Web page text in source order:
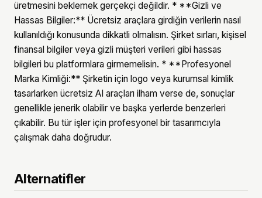
üretmesini beklemek gerçekçi değildir. * **Gizli ve
Hassas Bilgiler:** Ücretsiz araçlara girdiğin verilerin nasıl
kullanıldığı konusunda dikkatli olmalısın. Şirket sırları, kişisel
finansal bilgiler veya gizli müşteri verileri gibi hassas
bilgileri bu platformlara girmemelisin. * **Profesyonel
Marka Kimliği:** Şirketin için logo veya kurumsal kimlik
tasarlarken ücretsiz AI araçları ilham verse de, sonuçlar
genellikle jenerik olabilir ve başka yerlerde benzerleri
çıkabilir. Bu tür işler için profesyonel bir tasarımcıyla
çalışmak daha doğrudur.
Alternatifler